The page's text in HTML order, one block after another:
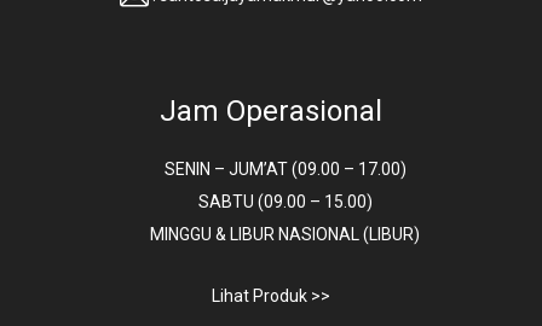
Jam Operasional
SENIN – JUM’AT (09.00 – 17.00)
SABTU (09.00 – 15.00)
MINGGU & LIBUR NASIONAL (LIBUR)
Lihat Produk >>